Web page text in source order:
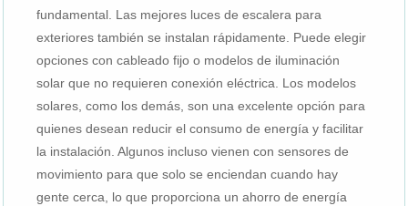
fundamental. Las mejores luces de escalera para
exteriores también se instalan rápidamente. Puede elegir
opciones con cableado fijo o modelos de iluminación
solar que no requieren conexión eléctrica. Los modelos
solares, como los demás, son una excelente opción para
quienes desean reducir el consumo de energía y facilitar
la instalación. Algunos incluso vienen con sensores de
movimiento para que solo se enciendan cuando hay
gente cerca, lo que proporciona un ahorro de energía